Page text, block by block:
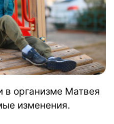
в организме Матвея
изменения.